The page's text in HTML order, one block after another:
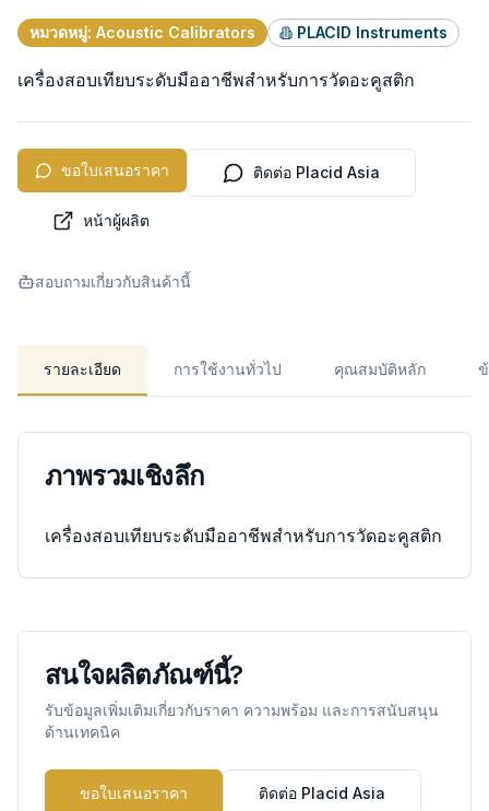
หมวดหมู่: Acoustic Calibrators PLACID Instruments
เครื่องสอบเทียบระดับมืออาชีพสำหรับการวัดอะคูสติก
ขอใบเสนอราคา ติดต่อ Placid Asia
หน้าผู้ผลิต
สอบถามเกี่ยวกับสินค้านี้
รายละเอียด การใช้งานทั่วไป คุณสมบัติหลัก
ภาพรวมเชิงลึก
เครื่องสอบเทียบระดับมืออาชีพสำหรับการวัดอะคูสติก
สนใจผลิตภัณฑ์นี้?
รับข้อมูลเพิ่มเติมเกี่ยวกับราคา ความพร้อม และการสนับสนุน
ด้านเทคนิค
ขอใบเสนอราคา ติดต่อ Placid Asia